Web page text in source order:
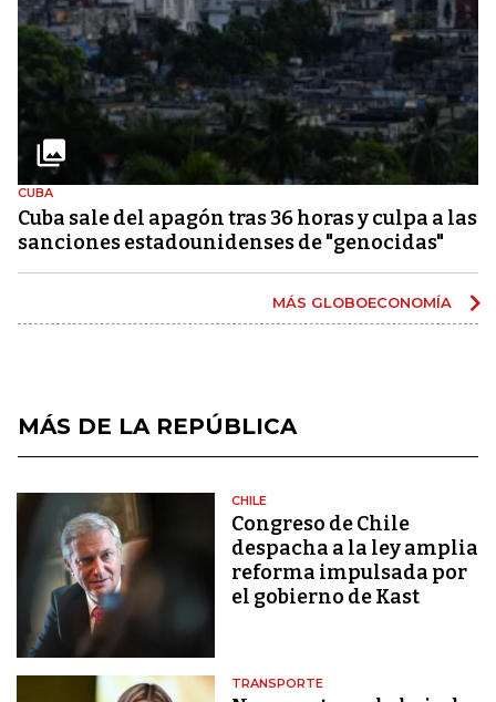
CUBA
Cuba sale del apagón tras 36 horas y culpa a las
sanciones estadounidenses de "genocidas"
MÁS GLOBOECONOMÍA
MÁS DE LA REPÚBLICA
CHILE
Congreso de Chile
despacha a la ley amplia
reforma impulsada por
el gobierno de Kast
TRANSPORTE